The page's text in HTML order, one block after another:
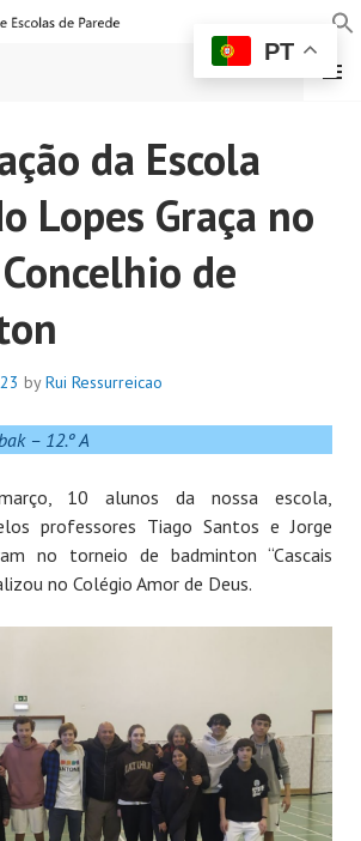
DE
DE PAREDE
MENU
da Escola
Lopes Graça no
de
byRui Ressurreicao
– 12.º A
10 alunos da nossa escola,
professores Tiago Santos e Jorge
no torneio de badminton “Cascais
no Colégio Amor de Deus.
PT